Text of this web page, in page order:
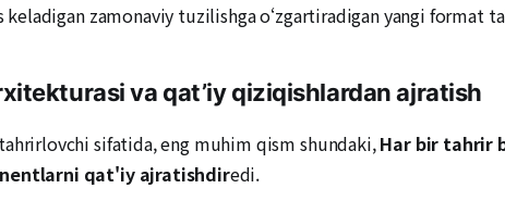
zamonaviy tuzilishga o‘zgartiradigan yangi format
va qat’iy qiziqishlardan ajratish
sifatida, eng muhim qism shundaki,Har bir tahrir
qat'iy ajratishdiredi.